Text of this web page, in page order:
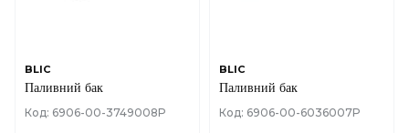
SMART
SSANGYONG
BLIC
Паливний бак
Код: 6906-00-3749008P
BLIC
Паливний бак
Код: 6906-00-6036007P